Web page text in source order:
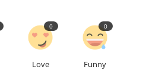
Love
0
Funny
0